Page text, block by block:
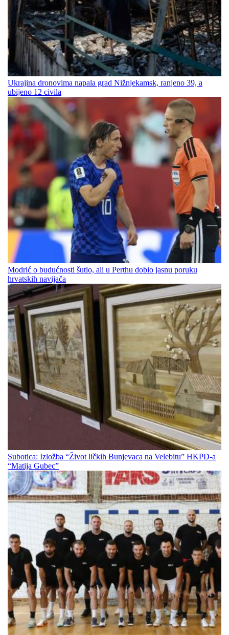
Ukrajina dronovima napala grad Nižnjekamsk, ranjeno 39, a
ubijeno 12 civila
Modrić o budućnosti šutio, ali u Perthu dobio jasnu poruku
hrvatskih navijača
Subotica: Izložba “Život ličkih Bunjevaca na Velebitu” HKPD-a
“Matija Gubec”